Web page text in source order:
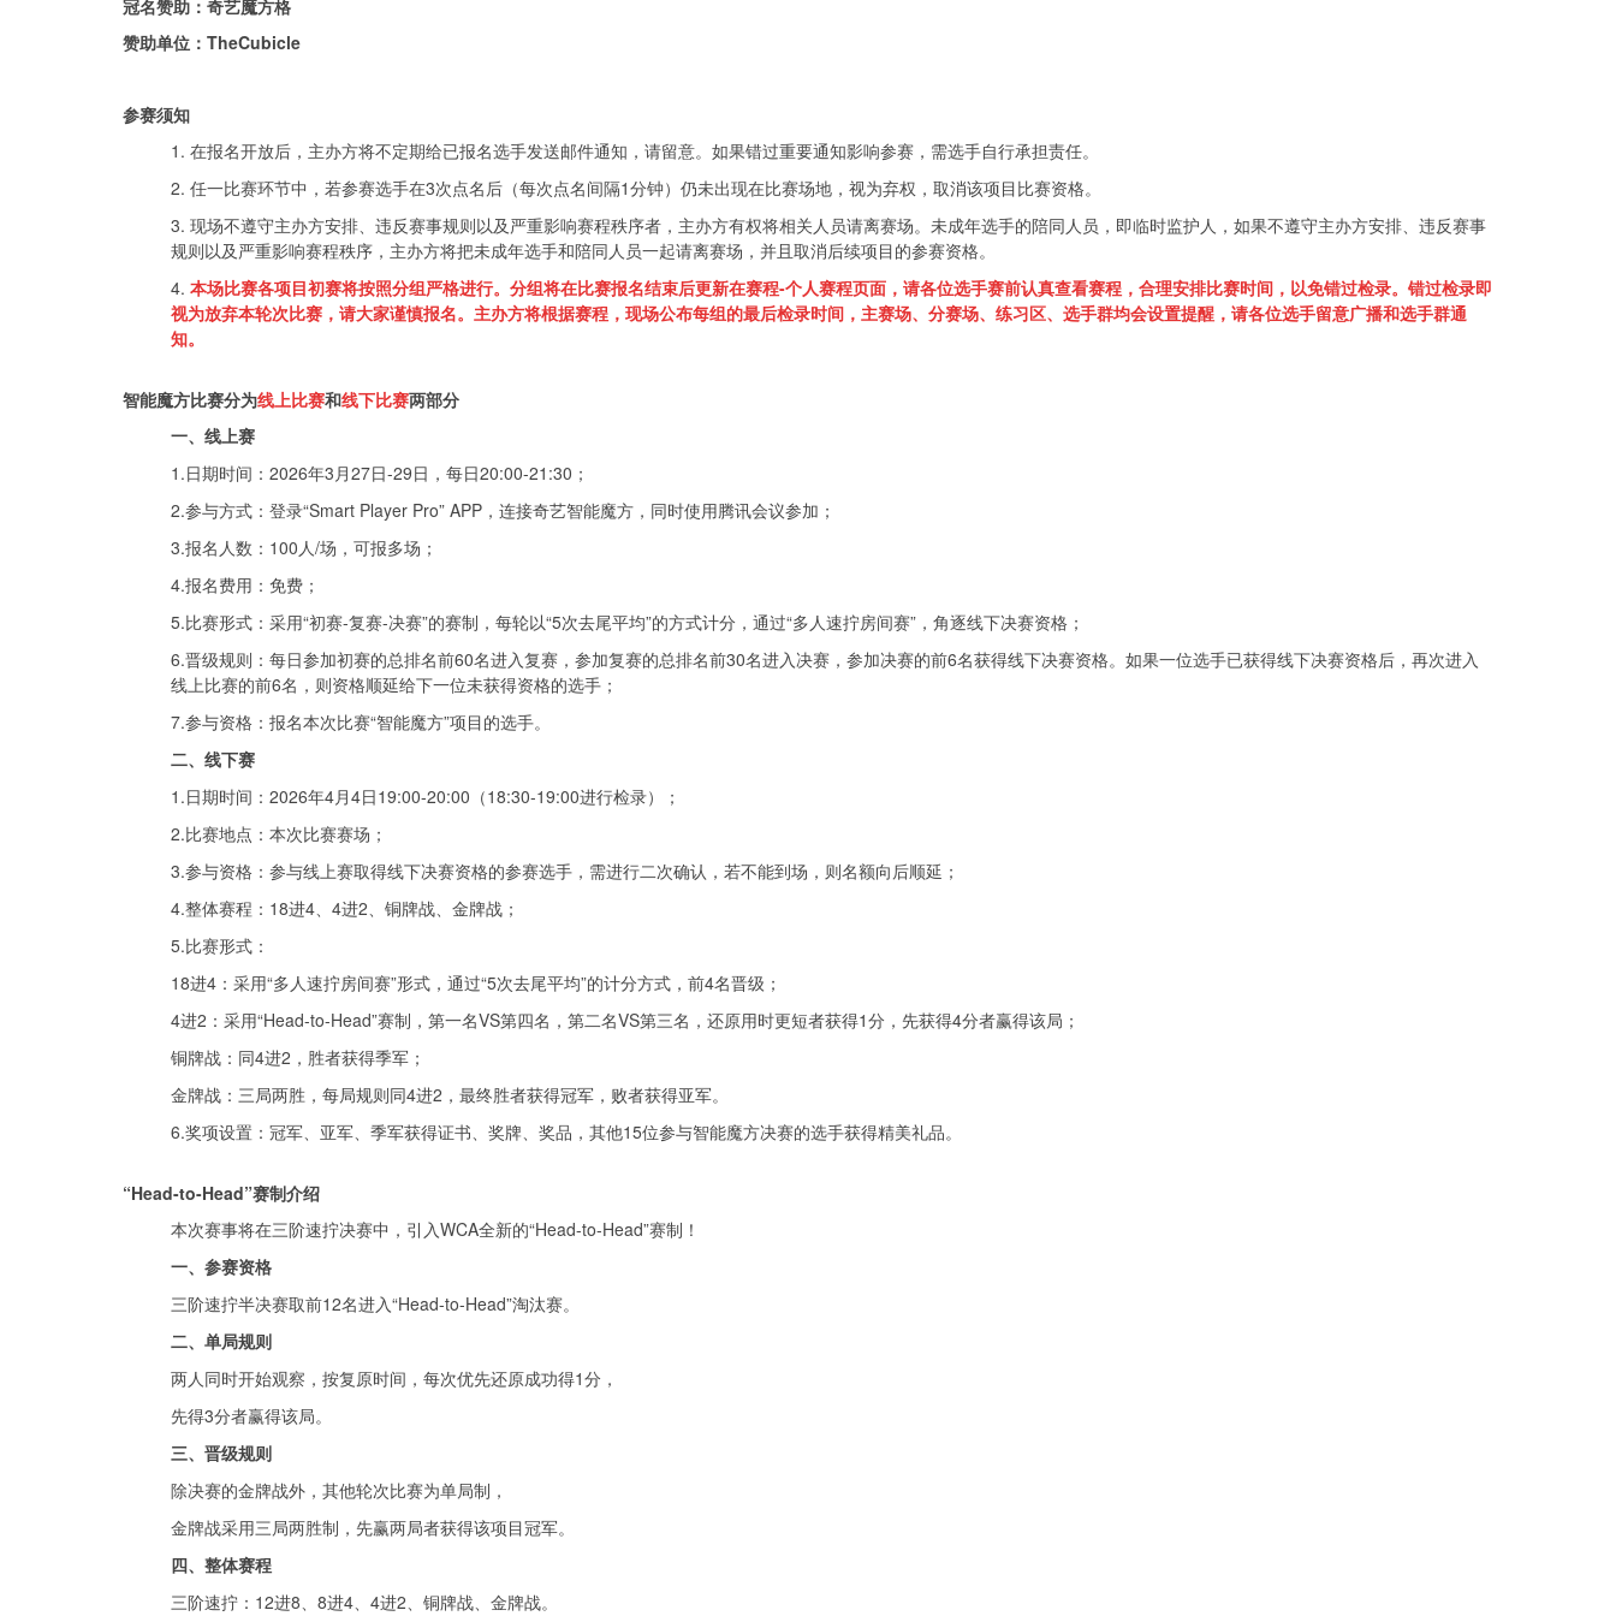
冠名赞助：奇艺魔方格
赞助单位：TheCubicle
参赛须知
1. 在报名开放后，主办方将不定期给已报名选手发送邮件通知，请留意。如果错过重要通知影响参赛，需选手自行承担责任。
2. 任一比赛环节中，若参赛选手在3次点名后（每次点名间隔1分钟）仍未出现在比赛场地，视为弃权，取消该项目比赛资格。
3. 现场不遵守主办方安排、违反赛事规则以及严重影响赛程秩序者，主办方有权将相关人员请离赛场。未成年选手的陪同人员，即临时监护人，如果不遵守主办方安排、违反赛事
规则以及严重影响赛程秩序，主办方将把未成年选手和陪同人员一起请离赛场，并且取消后续项目的参赛资格。
4. 本场比赛各项目初赛将按照分组严格进行。分组将在比赛报名结束后更新在赛程-个人赛程页面，请各位选手赛前认真查看赛程，合理安排比赛时间，以免错过检录。错过检录即
视为放弃本轮次比赛，请大家谨慎报名。主办方将根据赛程，现场公布每组的最后检录时间，主赛场、分赛场、练习区、选手群均会设置提醒，请各位选手留意广播和选手群通
知。
智能魔方比赛分为线上比赛和线下比赛两部分
一、线上赛
1.日期时间：2026年3月27日-29日，每日20:00-21:30；
2.参与方式：登录“Smart Player Pro” APP，连接奇艺智能魔方，同时使用腾讯会议参加；
3.报名人数：100人/场，可报多场；
4.报名费用：免费；
5.比赛形式：采用“初赛-复赛-决赛”的赛制，每轮以“5次去尾平均”的方式计分，通过“多人速拧房间赛”，角逐线下决赛资格；
6.晋级规则：每日参加初赛的总排名前60名进入复赛，参加复赛的总排名前30名进入决赛，参加决赛的前6名获得线下决赛资格。如果一位选手已获得线下决赛资格后，再次进入
线上比赛的前6名，则资格顺延给下一位未获得资格的选手；
7.参与资格：报名本次比赛“智能魔方”项目的选手。
二、线下赛
1.日期时间：2026年4月4日19:00-20:00（18:30-19:00进行检录）；
2.比赛地点：本次比赛赛场；
3.参与资格：参与线上赛取得线下决赛资格的参赛选手，需进行二次确认，若不能到场，则名额向后顺延；
4.整体赛程：18进4、4进2、铜牌战、金牌战；
5.比赛形式：
18进4：采用“多人速拧房间赛”形式，通过“5次去尾平均”的计分方式，前4名晋级；
4进2：采用“Head-to-Head”赛制，第一名VS第四名，第二名VS第三名，还原用时更短者获得1分，先获得4分者赢得该局；
铜牌战：同4进2，胜者获得季军；
金牌战：三局两胜，每局规则同4进2，最终胜者获得冠军，败者获得亚军。
6.奖项设置：冠军、亚军、季军获得证书、奖牌、奖品，其他15位参与智能魔方决赛的选手获得精美礼品。
“Head-to-Head”赛制介绍
本次赛事将在三阶速拧决赛中，引入WCA全新的“Head-to-Head”赛制！
一、参赛资格
三阶速拧半决赛取前12名进入“Head-to-Head”淘汰赛。
二、单局规则
两人同时开始观察，按复原时间，每次优先还原成功得1分，
先得3分者赢得该局。
三、晋级规则
除决赛的金牌战外，其他轮次比赛为单局制，
金牌战采用三局两胜制，先赢两局者获得该项目冠军。
四、整体赛程
三阶速拧：12进8、8进4、4进2、铜牌战、金牌战。